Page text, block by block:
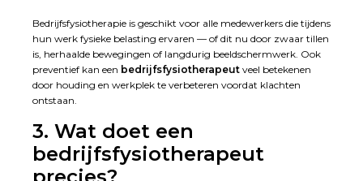
Bedrijfsfysiotherapie is geschikt voor alle medewerkers die tijdens
hun werk fysieke belasting ervaren — of dit nu door zwaar tillen
is, herhaalde bewegingen of langdurig beeldschermwerk. Ook
preventief kan een bedrijfsfysiotherapeut veel betekenen
door houding en werkplek te verbeteren voordat klachten
ontstaan.
3. Wat doet een
bedrijfsfysiotherapeut